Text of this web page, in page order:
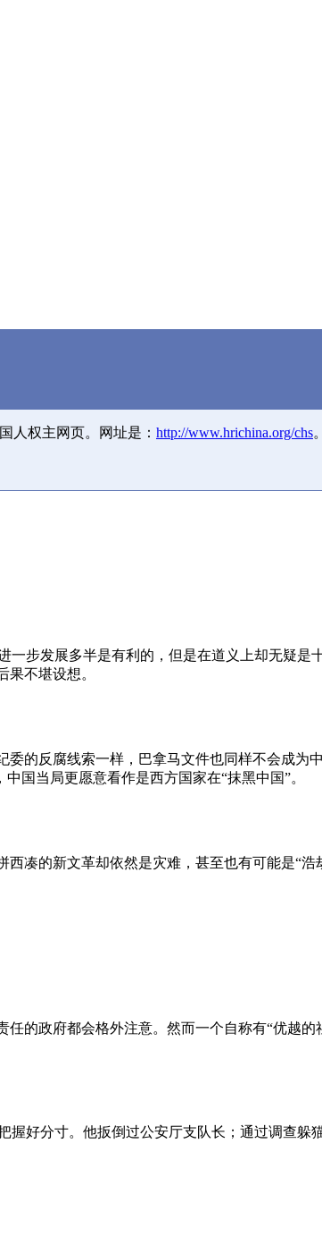
人权主网页。网址是： http://www.hrichina.org/chs
步发展多半是有利的，但是在道义上却无疑
不堪设想。
的反腐线索一样，巴拿马文件也同样不会成
国当局更愿意看作是西方国家在“抹黑中国”。
凑的新文革却依然是灾难，甚至也有可能是“
的政府都会格外注意。然而一个自称有“优越
好分寸。他扳倒过公安厅支队长；通过调查